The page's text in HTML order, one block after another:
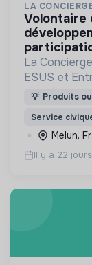
LA
volontaire en service civique -
La
ESUS et
services de
💡 Produits
Service
Melun,
Il y a 22 jours